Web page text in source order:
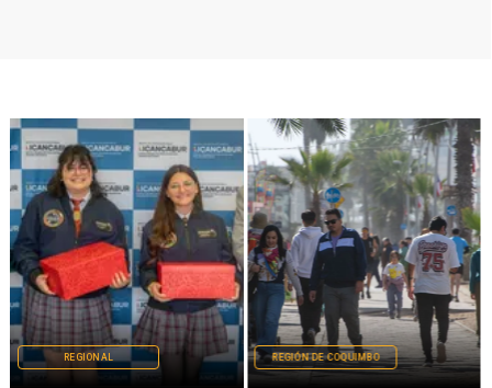
REGIONAL REGIÓN DE COQUIMBO